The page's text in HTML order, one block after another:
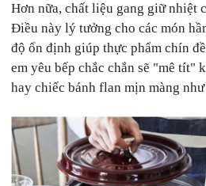
Hơn nữa, chất liệu gang giữ nhiệt
Điều này lý tưởng cho các món
độ ổn định giúp thực phẩm chín
em yêu bếp chắc chắn sẽ "mê tít"
hay chiếc bánh flan mịn màng